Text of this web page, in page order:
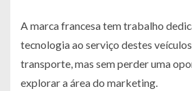
A marca francesa tem trabalho
tecnologia ao serviço destes
transporte, mas sem perder uma
explorar a área do marketing.